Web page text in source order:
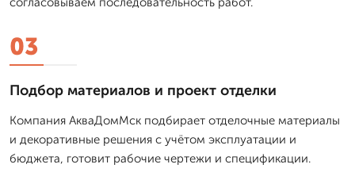
03
Подбор материалов и проект отделки
Компания АкваДомМск подбирает отделочные материалы
и декоративные решения с учётом эксплуатации и
бюджета, готовит рабочие чертежи и спецификации.